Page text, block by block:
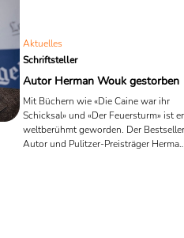
Aktuelles
Schriftsteller
Autor Herman Wouk gestorben
Mit Büchern wie «Die Caine war ihr
Schicksal» und «Der Feuersturm» ist er
weltberühmt geworden. Der
Autor und Pulitzer-Preisträger Herman